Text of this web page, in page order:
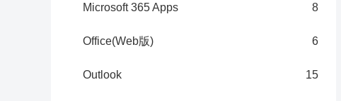
Microsoft 365 Apps 8
Office(Web版) 6
Outlook 15